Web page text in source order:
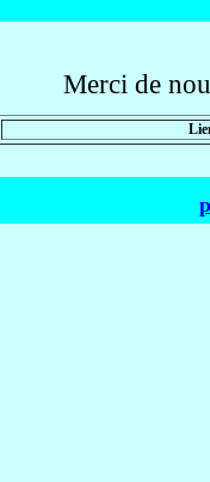
Merci de